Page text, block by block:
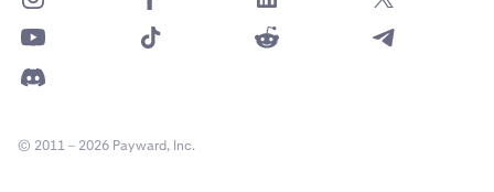
© 2011 – 2026 Payward, Inc.